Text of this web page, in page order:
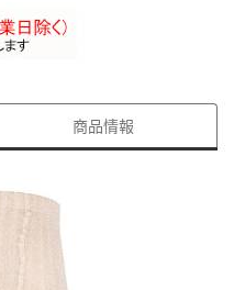
商品情報